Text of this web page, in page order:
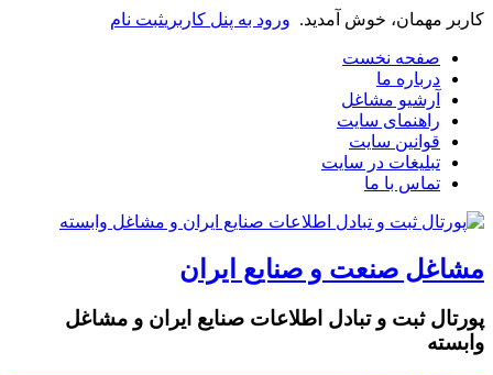
کاربر مهمان، خوش آمدید. ورود به پنل کاربریثبت نام
صفحه نخست
درباره ما
آرشیو مشاغل
راهنمای سایت
قوانین سایت
تبلیغات در سایت
تماس با ما
مشاغل صنعت و صنایع ایران
پورتال ثبت و تبادل اطلاعات صنایع ایران و مشاغل
وابسته